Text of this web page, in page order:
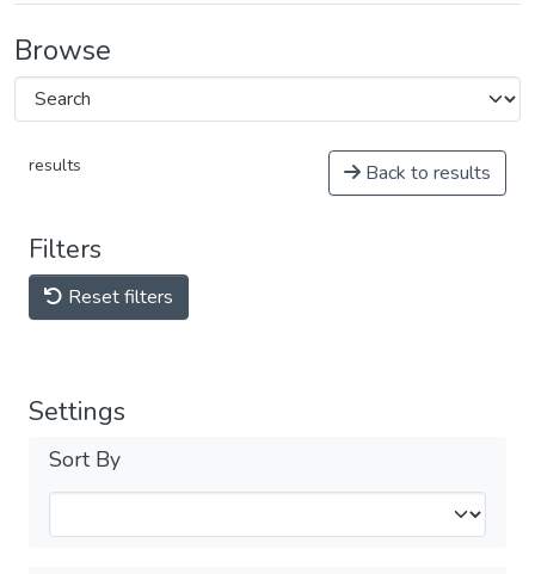
Browse
results Back to results
Filters
Reset filters
Settings
Sort By